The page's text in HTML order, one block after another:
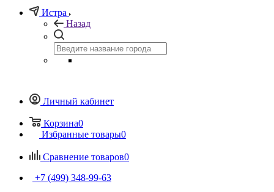
Истра
Назад
Личный кабинет
Корзина0
Избранные товары0
Сравнение товаров0
+7 (499) 348-99-63